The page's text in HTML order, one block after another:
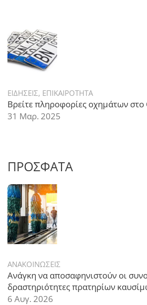
ΕΙΔΗΣΕΙΣ, ΕΠΙΚΑΙΡΟΤΗΤΑ
Βρείτε πληροφορίες οχημάτων στο
31 Μαρ. 2025
ΠΡΟΣΦΑΤΑ
ΑΝΑΚΟΙΝΩΣΕΙΣ
Ανάγκη να αποσαφηνιστούν οι
δραστηριότητες πρατηρίων
6 Αυγ. 2026